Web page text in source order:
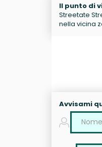
Il punto di
Streetate
nella vicina
Avvisami